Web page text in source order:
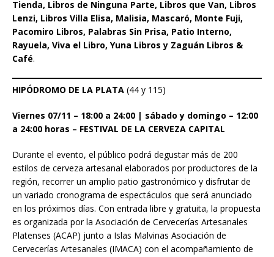
Tienda, Libros de Ninguna Parte, Libros que Van, Libros
Lenzi, Libros Villa Elisa, Malisia, Mascaró, Monte Fuji,
Pacomiro Libros, Palabras Sin Prisa, Patio Interno,
Rayuela, Viva el Libro, Yuna Libros y Zaguán Libros &
Café.
HIPÓDROMO DE LA PLATA (44 y 115)
Viernes 07/11 – 18:00 a 24:00 | sábado y domingo – 12:00
a 24:00 horas – FESTIVAL DE LA CERVEZA CAPITAL
Durante el evento, el público podrá degustar más de 200
estilos de cerveza artesanal elaborados por productores de la
región, recorrer un amplio patio gastronómico y disfrutar de
un variado cronograma de espectáculos que será anunciado
en los próximos días. Con entrada libre y gratuita, la propuesta
es organizada por la Asociación de Cervecerías Artesanales
Platenses (ACAP) junto a Islas Malvinas Asociación de
Cervecerías Artesanales (IMACA) con el acompañamiento de